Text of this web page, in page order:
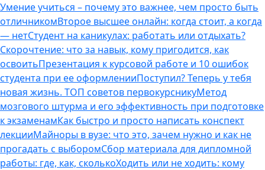
Умение учиться – почему это важнее, чем просто быть
отличникомВторое высшее онлайн: когда стоит, а когда
— нетСтудент на каникулах: работать или отдыхать?
Скорочтение: что за навык, кому пригодится, как
освоитьПрезентация к курсовой работе и 10 ошибок
студента при ее оформленииПоступил? Теперь у тебя
новая жизнь. ТОП советов первокурсникуМетод
мозгового штурма и его эффективность при подготовке
к экзаменамКак быстро и просто написать конспект
лекцииМайноры в вузе: что это, зачем нужно и как не
прогадать с выборомСбор материала для дипломной
работы: где, как, сколькоХодить или не ходить: кому